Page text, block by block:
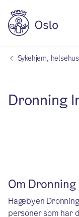
Sykehjem,
Dronning
Om
Hagebyen
personer som har